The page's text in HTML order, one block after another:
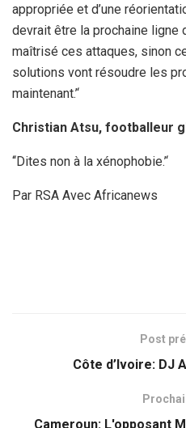
appropriée et d’une
devrait être la prochaine ligne
maîtrisé ces attaques, sinon
solutions vont résoudre les
maintenant.’‘
Christian Atsu, footballeur
‘‘Dites non à la xénophobie.’‘
Par RSA Avec Africanews
Post
Côte d’Ivoire: DJ
Cameroun: L'opposant